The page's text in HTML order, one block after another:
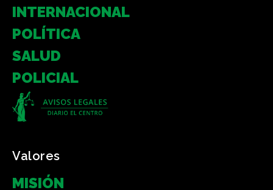
INTERNACIONAL
POLÍTICA
SALUD
POLICIAL
Valores
MISIÓN